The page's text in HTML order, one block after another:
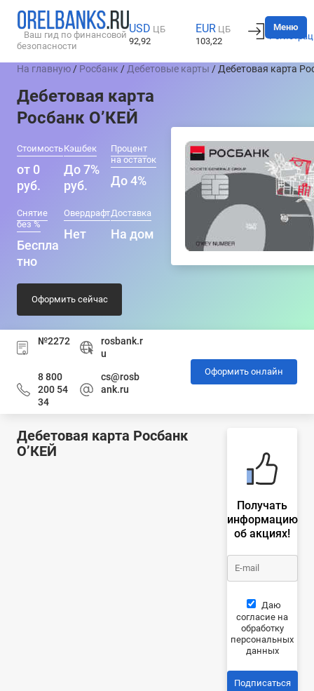
Ваш гид по финансовой
безопасности
USD ЦБ
92,92
EUR ЦБ
103,22
Вход
Меню
На главную / Росбанк / Дебетовые карты / Дебетовая карта
Дебетовая карта
Росбанк О’КЕЙ
Стоимость
от 0
руб.
Кэшбек
До 7%
руб.
Процент
на остаток
До 4%
Снятие
без %
Беспла
тно
Овердрафт
Нет
Доставка
На дом
Оформить сейчас
№2272
rosbank.r
u
8 800
200 54
34
cs@rosb
ank.ru
Оформить онлайн
Дебетовая карта Росбанк
О’КЕЙ
Получать
информацию
об акциях!
Даю
согласие на
обработку
персональных
данных
Подписаться